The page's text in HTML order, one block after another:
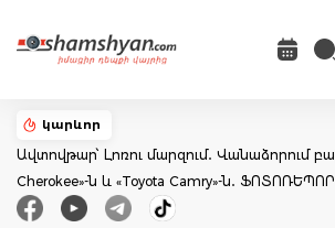
կարևոր
Ավտովթար՝ Լոռու մարզում․ Վանաձորում
Cherokee»-ն և «Toyota Camry»-ն․